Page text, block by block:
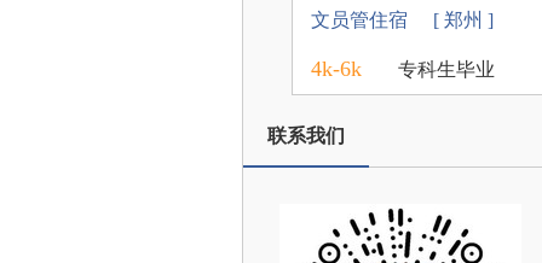
文员管住宿 [ 郑州 ]
4k-6k 专科生毕业
联系我们